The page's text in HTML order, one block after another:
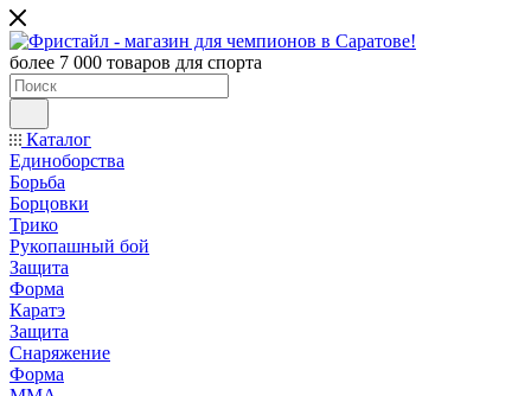
более 7 000 товаров для спорта
Каталог
Единоборства
Борьба
Борцовки
Трико
Рукопашный бой
Защита
Форма
Каратэ
Защита
Снаряжение
Форма